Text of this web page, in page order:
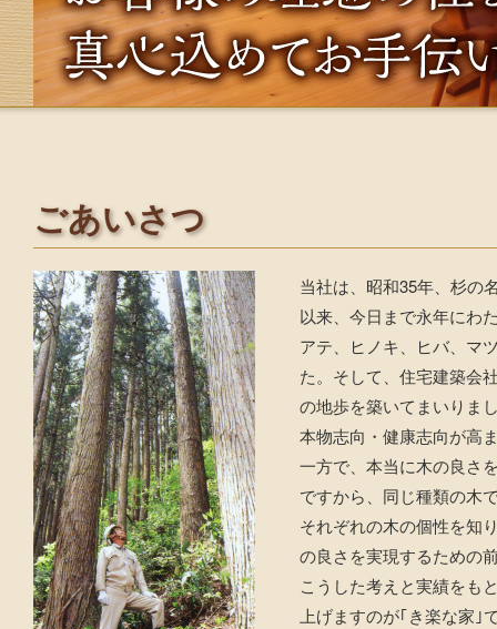
ごあいさつ
当社は、昭和35年、杉の
以来、今日まで永年にわ
アテ、ヒノキ、ヒバ、マ
た。そして、住宅建築会
の地歩を築いてまいりま
本物志向・健康志向が高
一方で、本当に木の良さ
ですから、同じ種類の木
それぞれの木の個性を知
の良さを実現するための
こうした考えと実績をも
上げますのが｢き楽な家